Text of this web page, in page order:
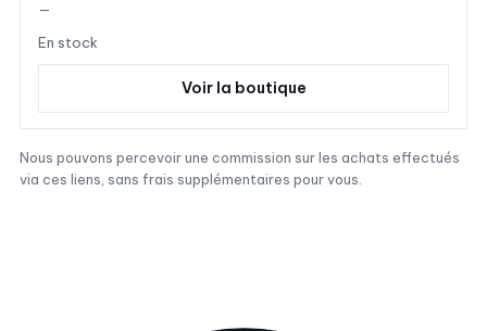
—
En stock
Voir la boutique
Nous pouvons percevoir une commission sur les achats effectués
via ces liens, sans frais supplémentaires pour vous.